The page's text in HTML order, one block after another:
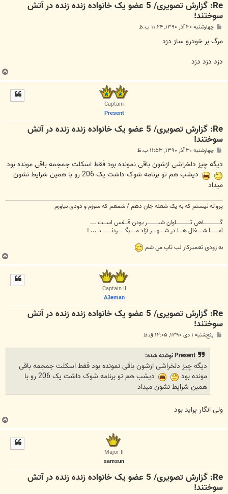
Re: گزارش تصویری/ 5 عضو یک خانواده زنده زنده در آتش
سوختند!
پ
ت
چهارشنبه ۳۰ آذر ۱۳۹۰, ۱۱:۲۴ ب.ظ
مرگ بر خودرو ساز دزد
دزد دزد دزد
ب
ا
Captain
Present
Re: گزارش تصویری/ 5 عضو یک خانواده زنده زنده در آتش
سوختند!
پ
ت
چهارشنبه ۳۰ آذر ۱۳۹۰, ۱۱:۵۳ ب.ظ
دیگه چیز دلخراشی ازشون باقی نمونده بود فقط اسکلت جمجمه باقی مونده بود
دیشب هم تو برنامه شوک داشت یک 206 رو با همین شرایط نشون
میداد
پروانه نیستم که به یک شعله جان دهم / شمعم که سوزم و دودی نیاورم
گــــــــــــــــاهی تــــــــــــــاوان شیــــــــــر بودن قـــفس اســـت ...
امــــــــا شـــــغال هــــا در شـــــهــــر آزاد مـــــیگـــــــردنــــــــــد ... !
به زودی تعمیرکار لب تاپ می شم
ب
ا
Captain II
A3eman
Re: گزارش تصویری/ 5 عضو یک خانواده زنده زنده در آتش
سوختند!
پ پنج‌شنبه ۱ دی ۱۳۹۰, ۱۲:۰۵ ق.ظ
Present نوشته شده:
دیگه چیز دلخراشی ازشون باقی نمونده بود فقط اسکلت جمجمه باقی
مونده بود
دیشب هم تو برنامه شوک داشت یک 206 رو با
همین شرایط نشون میداد
ولی انگار پراید بود
ب
ا
Major II
samsun
Re: گزارش تصویری/ 5 عضو یک خانواده زنده زنده در آتش
سوختند!